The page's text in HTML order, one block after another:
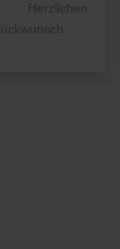
Herzlichen